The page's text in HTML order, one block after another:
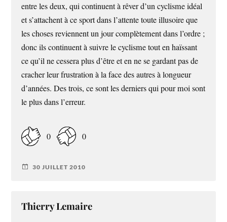
entre les deux, qui continuent à rêver d’un cyclisme idéal
et s’attachent à ce sport dans l’attente toute illusoire que
les choses reviennent un jour complètement dans l’ordre ;
donc ils continuent à suivre le cyclisme tout en haïssant
ce qu’il ne cessera plus d’être et en ne se gardant pas de
cracher leur frustration à la face des autres à longueur
d’années. Des trois, ce sont les derniers qui pour moi sont
le plus dans l’erreur.
0 0
30 JUILLET 2010
Thierry Lemaire